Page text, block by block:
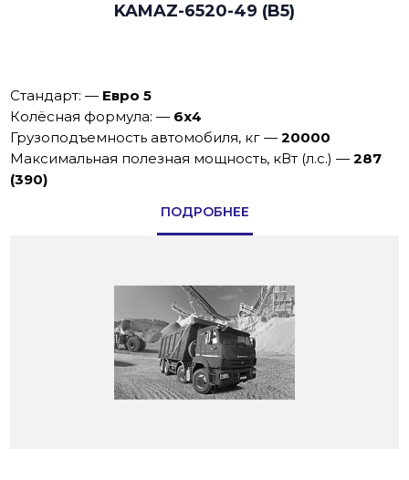
KAMAZ-6520-49 (B5)
Стандарт: — Евро 5
Колёсная формула: — 6х4
Грузоподъемность автомобиля, кг —20000
Максимальная полезная мощность, кВт (л.с.) —287
(390)
ПОДРОБНЕЕ